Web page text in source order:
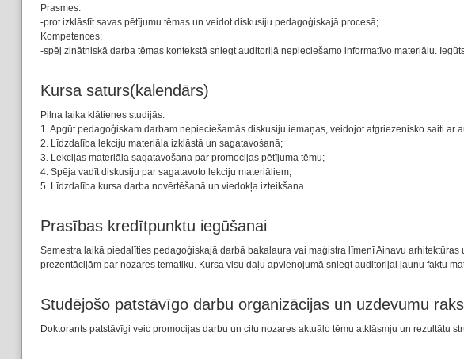
Prasmes:
-prot izklāstīt savas pētījumu tēmas un veidot diskusiju pedagoģiskajā procesā;
Kompetences:
-spēj zinātniskā darba tēmas kontekstā sniegt auditorijā nepieciešamo informatīvo materiālu.
Kursa saturs(kalendārs)
Pilna laika klātienes studijās:
1. Apgūt pedagoģiskam darbam nepieciešamās diskusiju iemaņas, veidojot atgriezenisko saiti ar
2. Līdzdalība lekciju materiāla izklāstā un sagatavošanā;
3. Lekcijas materiāla sagatavošana par promocijas pētījuma tēmu;
4. Spēja vadīt diskusiju par sagatavoto lekciju materiāliem;
5. Līdzdalība kursa darba novērtēšanā un viedokļa izteikšana.
Prasības kredītpunktu iegūšanai
Semestra laikā piedalīties pedagoģiskajā darbā bakalaura vai maģistra līmenī Ainavu
prezentācijām par nozares tematiku. Kursa visu daļu apvienojumā sniegt auditorijai jaunu faktu
Studējošo patstāvīgo darbu organizācijas un uzdevumu
Doktorants patstāvīgi veic promocijas darbu un citu nozares aktuālo tēmu atklāsmju un rezultātu